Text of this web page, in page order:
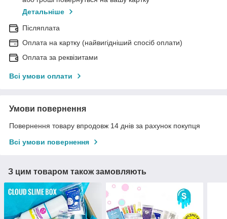
Детальніше
Післяплата
Оплата на картку (найвигідніший спосіб оплати)
Оплата за реквізитами
Всі умови оплати
Умови повернення
Повернення товару впродовж 14 днів за рахунок покупця
Всі умови повернення
З цим товаром також замовляють